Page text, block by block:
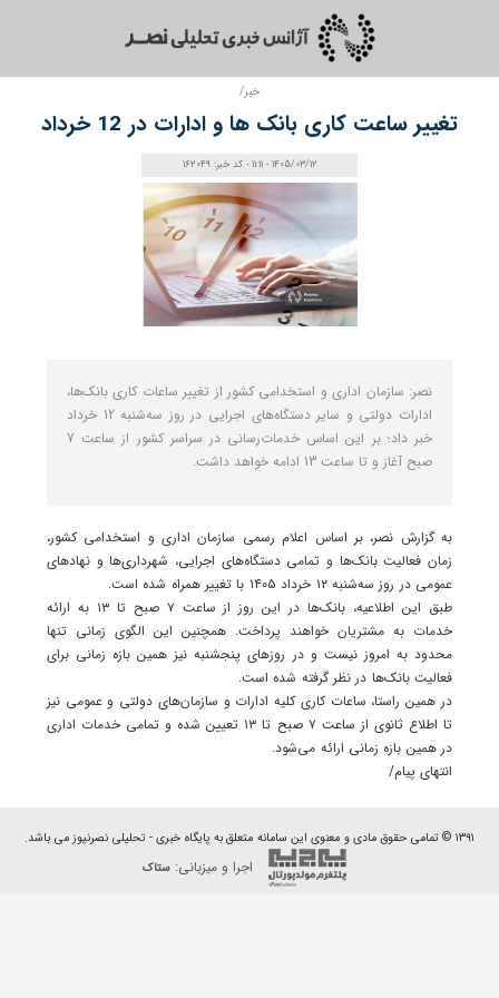
خبر/
تغییر ساعت کاری بانک‌ ها و ادارات در 12 خرداد
1405/03/12 - 11:11 - کد خبر: 162049
نصر: سازمان اداری و استخدامی کشور از تغییر ساعات کاری بانک‌ها،
ادارات دولتی و سایر دستگاه‌های اجرایی در روز سه‌شنبه 12 خرداد
خبر داد؛ بر این اساس خدمات‌رسانی در سراسر کشور از ساعت 7
صبح آغاز و تا ساعت 13 ادامه خواهد داشت.
به گزارش نصر، بر اساس اعلام رسمی سازمان اداری و استخدامی کشور،
زمان فعالیت بانک‌ها و تمامی دستگاه‌های اجرایی، شهرداری‌ها و نهادهای
عمومی در روز سه‌شنبه ۱۲ خرداد ۱۴۰۵ با تغییر همراه شده است.
طبق این اطلاعیه، بانک‌ها در این روز از ساعت ۷ صبح تا ۱۳ به ارائه
خدمات به مشتریان خواهند پرداخت. همچنین این الگوی زمانی تنها
محدود به امروز نیست و در روزهای پنجشنبه نیز همین بازه زمانی برای
فعالیت بانک‌ها در نظر گرفته شده است.
در همین راستا، ساعات کاری کلیه ادارات و سازمان‌های دولتی و عمومی نیز
تا اطلاع ثانوی از ساعت ۷ صبح تا ۱۳ تعیین شده و تمامی خدمات اداری
در همین بازه زمانی ارائه می‌شود.
انتهای پیام/
۱۳۹۱ © تمامی حقوق مادی و معنوی این سامانه متعلق به پایگاه خبری - تحلیلی نصرنیوز می باشد.
اجرا و میزبانی:ستاک